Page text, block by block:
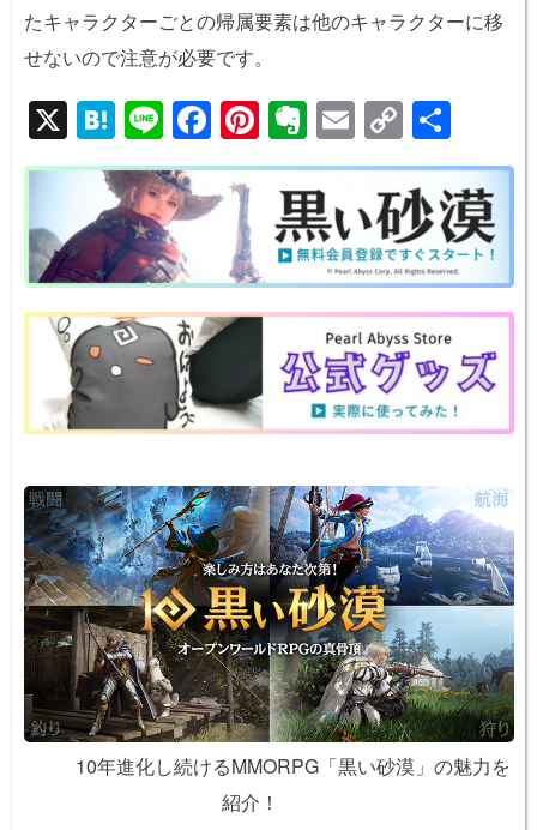
たキャラクターごとの帰属要素は他のキャラクターに移
せないので注意が必要です。
X H
at
e
n
a
Li
n
e
F
a
c
b
o
o
k
Pi
nt
er
e
st
E
v
er
n
ot
e
E
m
ail
C
o
p
y
Li
n
k
有
10年進化し続けるMMORPG「黒い砂漠」の魅力を
紹介！